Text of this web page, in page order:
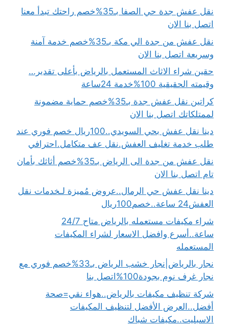
نقل عفش جدة حي الصفا بـ35%خصم راحتك تبدأ معنا
اتصل بنا الان
نقل عفش من جدة الي مكة بـ35%خصم خدمة آمنة
وسريعة اتصل بنا الان
حقين شراء الاثاث المستعمل بالرياض بأعلى تقدير…
وقيمته الحقيقية 100%خدمة 24ساعة
كراتين نقل عفش جدة بـ35%خصم حماية مضمونة
لممتلكاتك اتصل بنا الان
دينا نقل عفش بحي السويدي..100ريال خصم فوري عند
طلب خدمة تغليف العفش.نقل عف متكامل.احترافي
نقل عفش من جدة الى الرياض بـ35%خصم أثاثك بأمان
تام اتصل بنا الان
دينا نقل عفش حي الرمال..عروض مُميزة لـخدمات نقل
العفش24 ساعة..خصم100ريال
شراء مكيفات مستعمله بالرياض متاح 24/7
ساعة..أسرع وافضل الاسعار لشراء المكيفات
المستعمله
نجار بالرياض|نجار خشب الرياض بـ33%خصم فوري مع
نجار غرف نوم بجودة100%اتصل بنا
شركة تنظيف مكيفات بالرياض..هواء نقي=صحة
أفضل..العرض الأفضل لتنظيف المكيفات
الاسبليت..مكيفات شباك